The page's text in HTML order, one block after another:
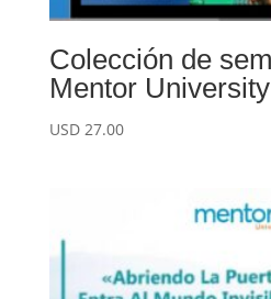
Colección de
Mentor University
USD 27.00